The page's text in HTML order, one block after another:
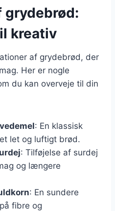
grydebrød:
kreativ
af grydebrød, der
Her er nogle
du kan overveje til din
: En klassisk
let og luftigt brød.
: Tilføjelse af surdej
og længere
: En sundere
fibre og